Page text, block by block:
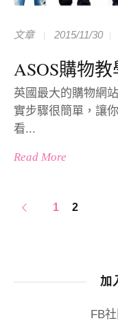
文章 2015/11/30
ASOS購物
英國最大的購物網
實步驟很簡單，
看...
Read More
1 2
加
FB